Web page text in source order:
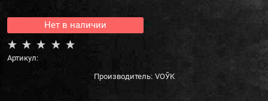
Нет в наличии
Артикул:
Производитель: VOЎK